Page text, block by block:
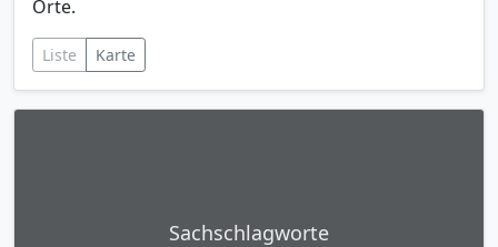
Orte.
Liste Karte
Sachschlagworte